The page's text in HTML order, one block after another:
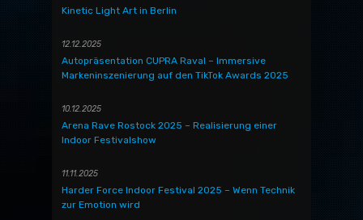
Kinetic Light Art in Berlin
12.12.2025
Autopräsentation CUPRA Raval – Immersive
Markeninszenierung auf den TikTok Awards 2025
10.12.2025
Arena Rave Rostock 2025 – Realisierung einer
Indoor Festivalshow
11.11.2025
Harder Force Indoor Festival 2025 – Wenn Technik
zur Emotion wird